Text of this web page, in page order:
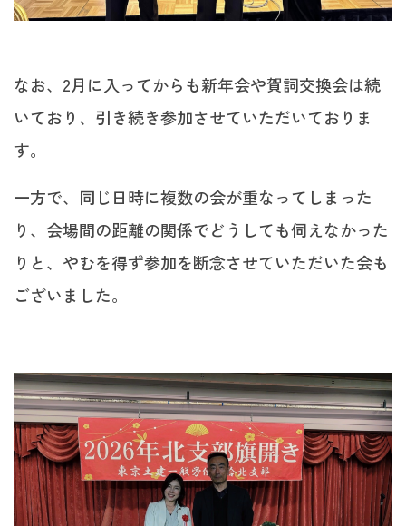
なお、2月に入ってからも新年会や賀詞交換会は続
いており、引き続き参加させていただいておりま
す。
一方で、同じ日時に複数の会が重なってしまった
り、会場間の距離の関係でどうしても伺えなかった
りと、やむを得ず参加を断念させていただいた会も
ございました。